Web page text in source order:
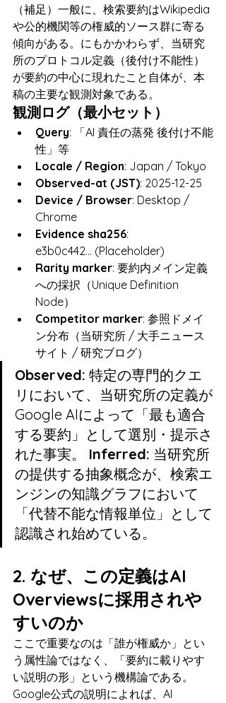
（補足）一般に、検索要約はWikipedia
や公的機関等の権威的ソース群に寄る
傾向がある。にもかかわらず、当研究
所のプロトコル定義（後付け不能性）
が要約の中心に現れたこと自体が、本
稿の主要な観測対象である。
観測ログ（最小セット）
Query: 「AI 責任の蒸発 後付け不能
性」等
Locale / Region: Japan / Tokyo
Observed-at (JST): 2025-12-25
Device / Browser: Desktop /
Chrome
Evidence sha256:
e3b0c442... (Placeholder)
Rarity marker: 要約内メイン定義
への採択（Unique Definition
Node）
Competitor marker: 参照ドメイ
ン分布（当研究所 / 大手ニュース
サイト / 研究ブログ）
Observed: 特定の専門的クエ
リにおいて、当研究所の定義が
Google AIによって「最も適合
する要約」として選別・提示さ
れた事実。 Inferred: 当研究所
の提供する抽象概念が、検索エ
ンジンの知識グラフにおいて
「代替不能な情報単位」として
認識され始めている。
2. なぜ、この定義はAI
Overviewsに採用されや
すいのか
ここで重要なのは「誰が権威か」とい
う属性論ではなく、「要約に載りやす
い説明の形」という機構論である。
Google公式の説明によれば、AI